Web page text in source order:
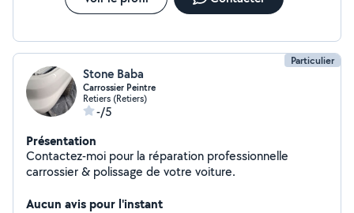
Particulier
Stone Baba
Carrossier Peintre
Retiers (Retiers)
-/5
Présentation
Contactez-moi pour la réparation professionnelle
carrossier & polissage de votre voiture.
Aucun avis pour l'instant